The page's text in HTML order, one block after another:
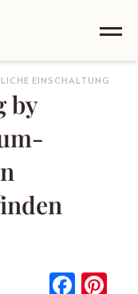
EINSCHALTUNG
by